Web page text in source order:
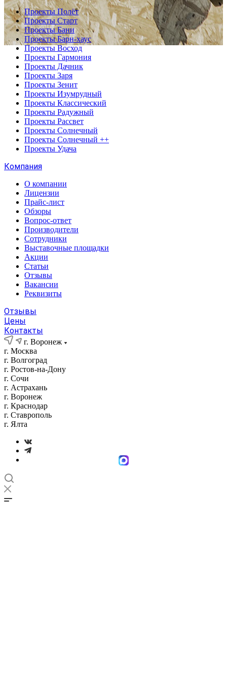
Проекты Полёт
Проекты Старт
Проекты Бани
Проекты Барн-хаус
Проекты Восход
Проекты Гармония
Проекты Дачник
Проекты Заря
Проекты Зенит
Проекты Изумрудный
Проекты Классический
Проекты Радужный
Проекты Рассвет
Проекты Солнечный
Проекты Солнечный ++
Проекты Удача
Компания
О компании
Лицензии
Прайс-лист
Обзоры
Вопрос-ответ
Производители
Сотрудники
Выставочные площадки
Акции
Статьи
Отзывы
Вакансии
Реквизиты
Отзывы
Цены
Контакты
г. Воронеж
г. Москва
г. Волгоград
г. Ростов-на-Дону
г. Сочи
г. Астрахань
г. Воронеж
г. Краснодар
г. Ставрополь
г. Ялта